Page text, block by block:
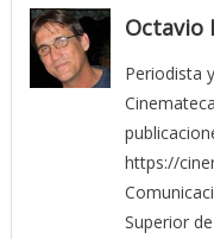
Octavio
Periodista
https://
Superior